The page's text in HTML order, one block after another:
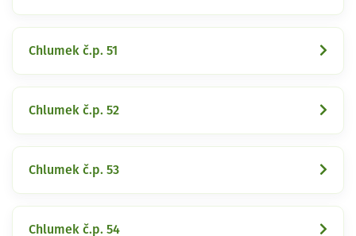
Chlumek č.p. 51
Chlumek č.p. 52
Chlumek č.p. 53
Chlumek č.p. 54